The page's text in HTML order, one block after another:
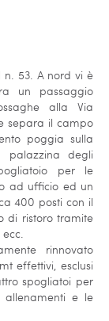
n. 53. A nord vi è
un passaggio
alla Via
separa il campo
poggia sulla
palazzina degli
per le
ad ufficio ed un
400 posti con il
di ristoro tramite
rinnovato
effettivi, esclusi
spogliatoi per
allenamenti e le